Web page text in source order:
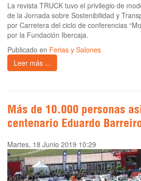
La revista TRUCK tuvo el privilegio de
de la Jornada sobre Sostenibilidad y
por Carretera del ciclo de conferencias
por la Fundación Ibercaja.
Publicado en Ferias y Salones
Leer más ...
Más de 10.000 personas
centenario Eduardo
Martes, 18 Junio 2019 10:29